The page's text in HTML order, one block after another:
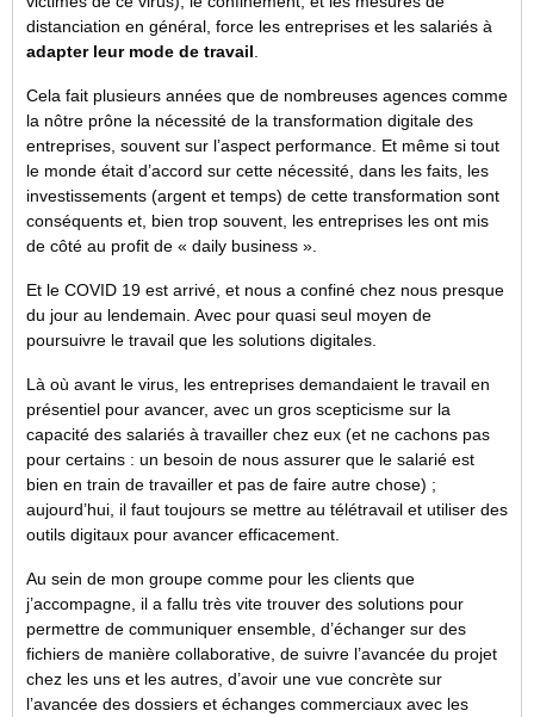
distanciation en général, force les entreprises et les salariés à
adapter leur mode de travail
Cela fait plusieurs années que de nombreuses agences comme
la nôtre prône la nécessité de la transformation digitale des
entreprises, souvent sur l’aspect performance. Et même si tout
le monde était d’accord sur cette nécessité, dans les faits, les
investissements (argent et temps) de cette transformation sont
conséquents et, bien trop souvent, les entreprises les ont mis
de côté au profit de « daily business ».
Et le COVID 19 est arrivé, et nous a confiné chez nous presque
du jour au lendemain. Avec pour quasi seul moyen de
poursuivre le travail que les solutions digitales.
Là où avant le virus, les entreprises demandaient le travail en
présentiel pour avancer, avec un gros scepticisme sur la
capacité des salariés à travailler chez eux (et ne cachons pas
pour certains : un besoin de nous assurer que le salarié est
bien en train de travailler et pas de faire autre chose) ;
aujourd’hui, il faut toujours se mettre au télétravail et utiliser des
outils digitaux pour avancer efficacement.
Au sein de mon groupe comme pour les clients que
j’accompagne, il a fallu très vite trouver des solutions pour
permettre de communiquer ensemble, d’échanger sur des
fichiers de manière collaborative, de suivre l’avancée du projet
chez les uns et les autres, d’avoir une vue concrète sur
l’avancée des dossiers et échanges commerciaux avec les